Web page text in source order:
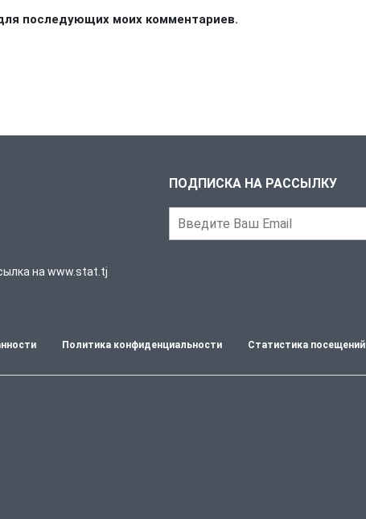
последующих моих комментариев.
на www.stat.tj
ПОДПИСКА НА РАССЫЛКУ
Политика конфиденциальности Статистика посещений